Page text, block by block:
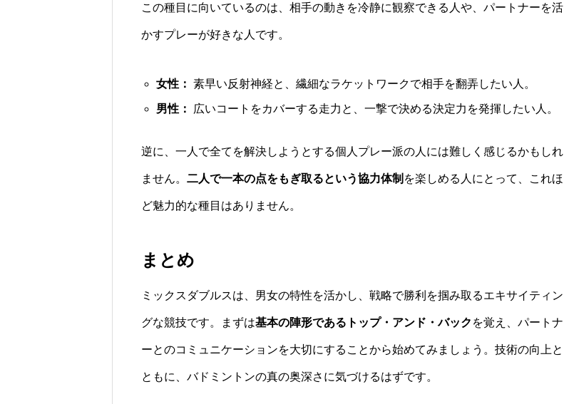
この種目に向いているのは、相手の動きを冷静に観察できる人や、パートナーを活
かすプレーが好きな人です。
女性： 素早い反射神経と、繊細なラケットワークで相手を翻弄したい人。
男性： 広いコートをカバーする走力と、一撃で決める決定力を発揮したい人。
逆に、一人で全てを解決しようとする個人プレー派の人には難しく感じるかもしれ
ません。 二人で一本の点をもぎ取るという協力体制 を楽しめる人にとって、これほ
ど魅力的な種目はありません。
まとめ
ミックスダブルスは、男女の特性を活かし、戦略で勝利を掴み取るエキサイティン
グな競技です。まずは基本の陣形であるトップ・アンド・バック を覚え、パートナ
ーとのコミュニケーションを大切にすることから始めてみましょう。技術の向上と
ともに、バドミントンの真の奥深さに気づけるはずです。